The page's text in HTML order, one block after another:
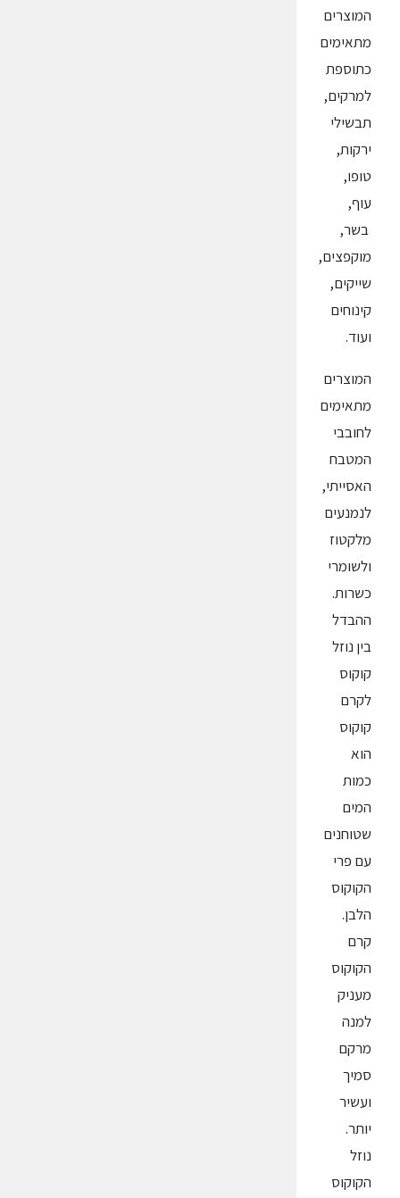
המוצרים
מתאימים
כתוספת
למרקים,
תבשילי
ירקות,
טופו,
עוף,
בשר,
מוקפצים,
שייקים,
קינוחים
ועוד.
המוצרים
מתאימים
לחובבי
המטבח
האסייתי,
לנמנעים
מלקטוז
ולשומרי
כשרות.
ההבדל
בין נוזל
קוקוס
לקרם
קוקוס
הוא
כמות
המים
שטוחנים
עם פרי
הקוקוס
הלבן.
קרם
הקוקוס
מעניק
למנה
מרקם
סמיך
ועשיר
יותר.
נוזל
הקוקוס